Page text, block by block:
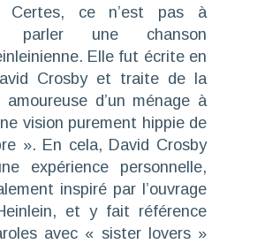
ce n’est pas à
parler une chanson
Elle fut écrite en
Crosby et traite de la
amoureuse d’un ménage à
vision purement hippie de
». En cela, David Crosby
expérience personnelle,
inspiré par l’ouvrage
et y fait référence
avec « sister lovers »